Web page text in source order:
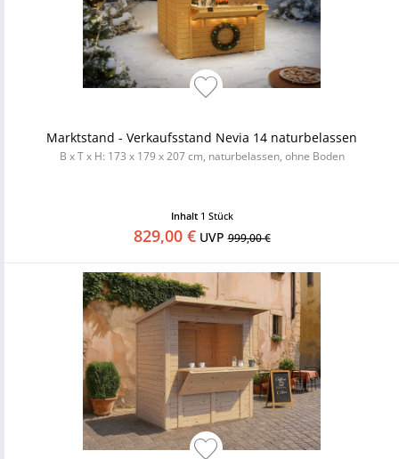
Marktstand - Verkaufsstand Nevia 14 naturbelassen
B x T x H: 173 x 179 x 207 cm, naturbelassen, ohne Boden
Inhalt 1 Stück
829,00 €UVP999,00 €